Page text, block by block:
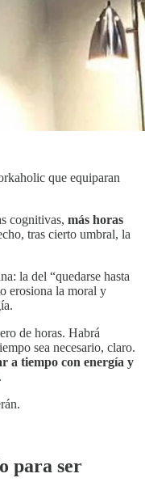
que equiparan
cognitivas, más horas
tras cierto umbral, la
la del “quedarse hasta
erosiona la moral y
de horas. Habrá
sea necesario, claro.
a tiempo con energía y
.
para ser